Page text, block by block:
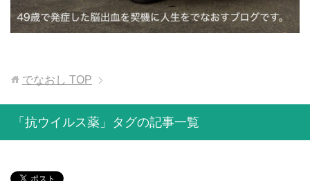
でなおし TOP
「抗ウイルス薬」タグの記事一覧